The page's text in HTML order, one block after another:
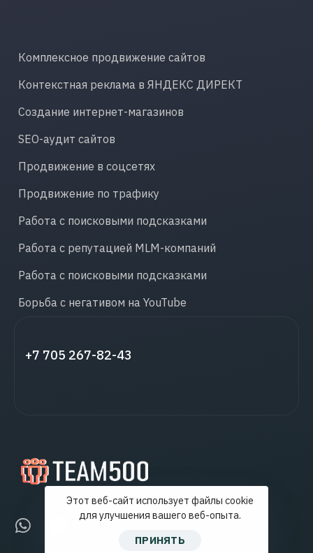
Комплексное продвижение сайтов
Контекстная реклама в ЯНДЕКС ДИРЕКТ
Создание интернет-магазинов
SEO-аудит сайтов
Продвижение в соцсетях
Продвижение по трафику
Работа с поисковыми подсказками
Работа с репутацией MLM-компаний
Работа с поисковыми подсказками
Борьба с негативом на YouTube
+7 705 267-82-43
Этот веб-сайт использует файлы cookie
для улучшения вашего веб-опыта.
ПРИНЯТЬ